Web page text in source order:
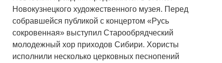
Новокузнецкого художественного музея. Перед
собравшейся публикой с концертом «Русь
сокровенная» выступил Старообрядческий
молодежный хор приходов Сибири. Хористы
исполнили несколько церковных песнопений